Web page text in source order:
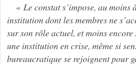
« Le constat s’impose, au
institution dont les membres ne
sur son rôle actuel, et moins
une institution en crise, même si
bureaucratique se rejoignent pour